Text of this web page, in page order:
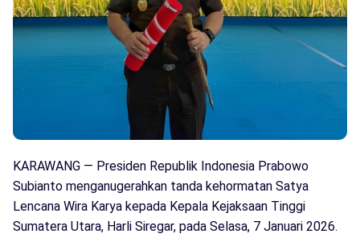
KARAWANG — Presiden Republik Indonesia Prabowo
Subianto menganugerahkan tanda kehormatan Satya
Lencana Wira Karya kepada Kepala Kejaksaan Tinggi
Sumatera Utara, Harli Siregar, pada Selasa, 7 Januari 2026.